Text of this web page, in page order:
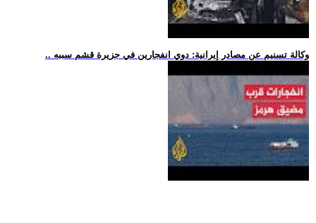
.. وكالة تسنيم عن مصادر إيرانية: دوي انفجارين في جزيرة قشم سببه